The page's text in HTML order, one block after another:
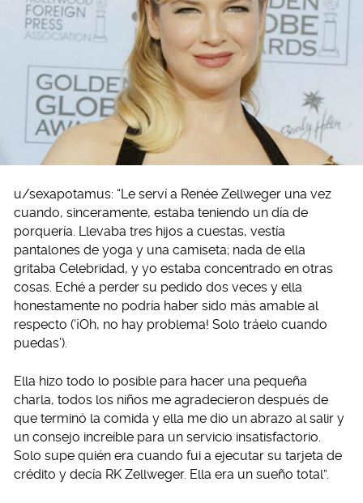
u/sexapotamus: “Le serví a Renée Zellweger una vez
cuando, sinceramente, estaba teniendo un día de
porquería. Llevaba tres hijos a cuestas, vestía
pantalones de yoga y una camiseta; nada de ella
gritaba Celebridad, y yo estaba concentrado en otras
cosas. Eché a perder su pedido dos veces y ella
honestamente no podría haber sido más amable al
respecto (‘¡Oh, no hay problema! Solo tráelo cuando
puedas’).
Ella hizo todo lo posible para hacer una pequeña
charla, todos los niños me agradecieron después de
que terminó la comida y ella me dio un abrazo al salir y
un consejo increíble para un servicio insatisfactorio.
Solo supe quién era cuando fui a ejecutar su tarjeta de
crédito y decía RK Zellweger. Ella era un sueño total”.